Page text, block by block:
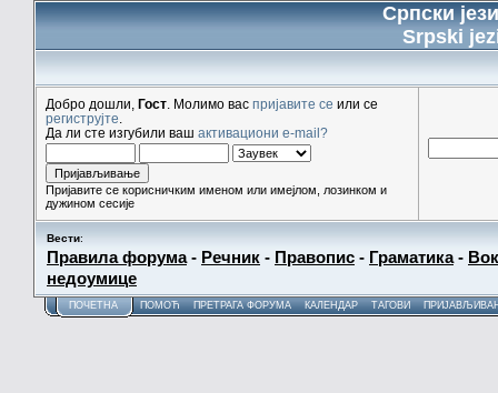
Српски
Srpski
Добро дошли, Гост . Молимо вас пријавите се или се
региструјте
Да ли сте изгубили ваш активациони e-mail?
Пријавите се корисничким именом или имејлом, лозинком и
дужином сесије
Вести:
Правила форума- Речник - Правопис - Граматика-
недоумице
ПОЧЕТНА ПОМОЋ ПРЕТРАГА ФОРУМА КАЛЕНДАР ТАГОВИ